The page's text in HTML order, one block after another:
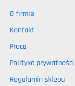
O firmie
Kontakt
Praca
Polityka prywatności
Regulamin sklepu